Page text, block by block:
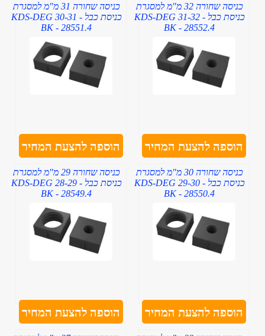
כניסה שחורה 32 מ"מ למסגרת
כניסת כבל - KDS-DEG 31-32
BK - 28552.4
הוספה להצעת המחיר
כניסה שחורה 31 מ"מ למסגרת
כניסת כבל - KDS-DEG 30-31
BK - 28551.4
הוספה להצעת המחיר
כניסה שחורה 30 מ"מ למסגרת
כניסת כבל - KDS-DEG 29-30
BK - 28550.4
הוספה להצעת המחיר
כניסה שחורה 29 מ"מ למסגרת
כניסת כבל - KDS-DEG 28-29
BK - 28549.4
הוספה להצעת המחיר